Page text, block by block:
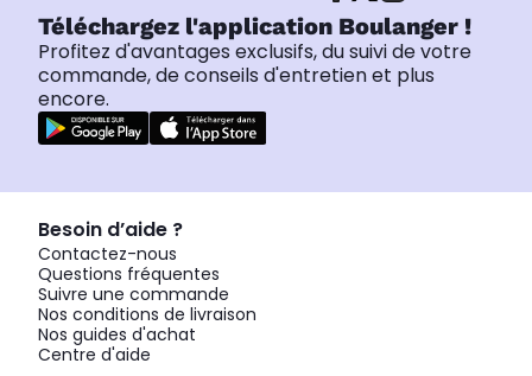
Téléchargez l'application Boulanger !
Profitez d'avantages exclusifs, du suivi de votre
commande, de conseils d'entretien et plus
encore.
Besoin d’aide ?
Contactez-nous
Questions fréquentes
Suivre une commande
Nos conditions de livraison
Nos guides d'achat
Centre d'aide